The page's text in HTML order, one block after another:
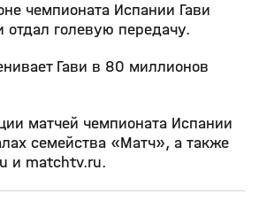
чемпионата Испании Гави
отдал голевую передачу.
Гави в 80 миллионов
матчей чемпионата Испании
семейства «Матч», а также
и matchtv.ru.